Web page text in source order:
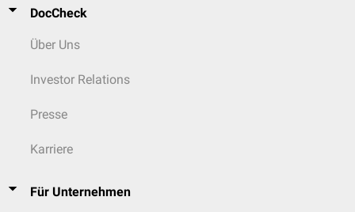
DocCheck
Über Uns
Investor Relations
Presse
Karriere
Für Unternehmen